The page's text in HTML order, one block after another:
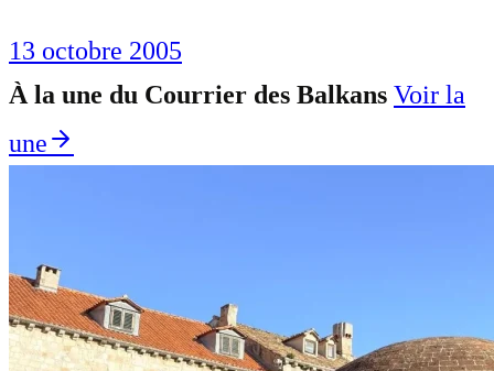
13 octobre 2005
À la une du Courrier des Balkans Voir la
une